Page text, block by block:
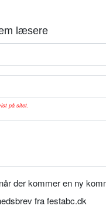
læsere
på sitet.
der kommer en ny
fra festabc.dk